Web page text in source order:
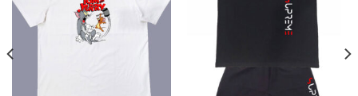
Add to
Add to
Wishlist